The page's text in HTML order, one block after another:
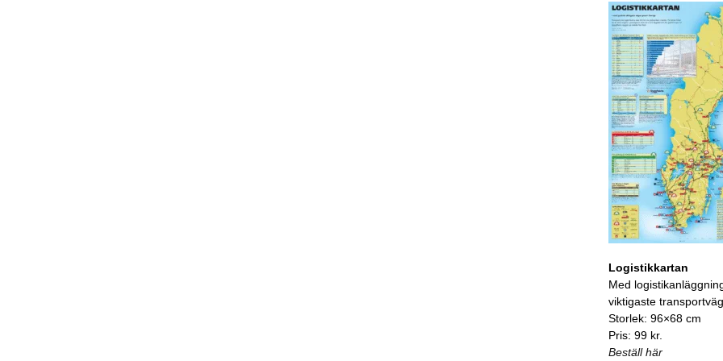
Logistikkartan
Med
viktigaste
Storlek: 96×68 cm
Pris: 99 kr.
Beställ här